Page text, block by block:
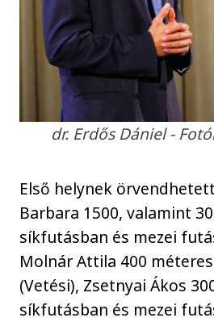
dr. Erdős Dániel -
Első helynek
Barbara 1500, valamint
síkfutásban és mezei
Molnár Attila 400
(Vetési), Zsetnyai Ákos
síkfutásban és mezei